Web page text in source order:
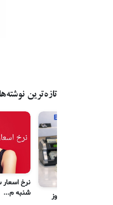
تازه‌ترین
نرخ اسعار
شنبه م...
شهزاده کابل امروز